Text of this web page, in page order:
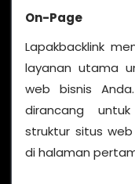
On-Page
Lapakbacklink
layanan utama
web bisnis
dirancang
struktur situs
di halaman